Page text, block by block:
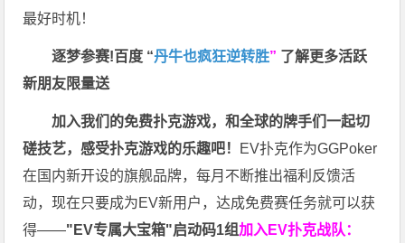
最好时机！
逐梦参赛!百度 “丹牛也疯狂逆转胜” 了解更多活跃
新朋友限量送
加入我们的免费扑克游戏，和全球的牌手们一起切
磋技艺，感受扑克游戏的乐趣吧！ EV扑克作为GGPoker
在国内新开设的旗舰品牌，每月不断推出福利反馈活
动，现在只要成为EV新用户，达成免费赛任务就可以获
得——"EV专属大宝箱"启动码1组加入EV扑克战队：